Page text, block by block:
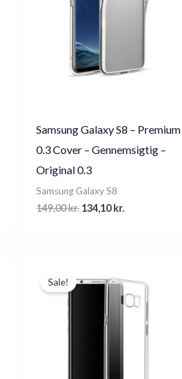
Samsung Galaxy S8 – Premium
0.3 Cover – Gennemsigtig –
Original 0.3
Samsung Galaxy S8
149,00kr. Original
134,10kr.
Sale!